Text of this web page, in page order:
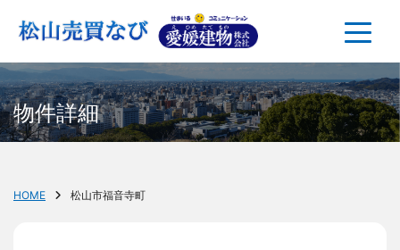
物件詳細
HOME 松山市福音寺町